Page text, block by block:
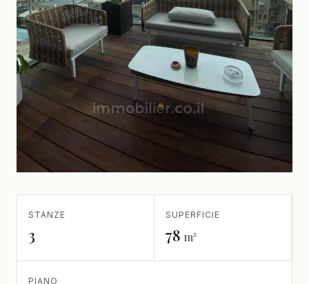
STANZE
3
SUPERFICIE
78 m²
PIANO